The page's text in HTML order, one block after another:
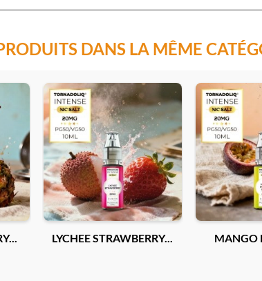
DANS LA MÊME
LYCHEE STRAWBERRY... MANGO